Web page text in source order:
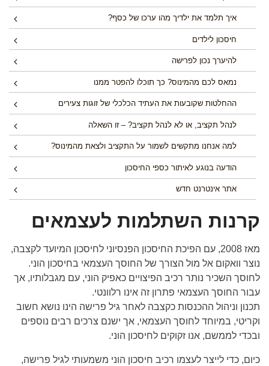
איך תלמד את ילדיך מהו ערכו של כסף?
חיסכון לילדים
להיערך נכון לפרישה
נמאס לכם מהמינוס? כך תוכלו להפטר ממנו
ההחלטות שקובעות את העתיד הכלכלי של זוגות צעירים
לנהל תקציב, או לא לנהל תקציב? – זו השאלה
למה אנחנו מתקשים לשמור על התקציב ולצאת מהמינוס?
הודעה בנוגע לאיתור כספי החיסכון
אתר אינטרנט חדש
קרנות השתלמות לעצמאים
מאז 2008, עם הפיכת החיסכון הפנסיוני לחיסכון המיועד לקצבה,
נוצר וואקום אל מול הצורך של החוסך העצמאי בחיסכון הוני.
לחוסך השכיר נותר רכיב הפיצויים כאפיק הוני, עם מגבלותיו, אך
עבור החוסך העצמאי פתרון זה אינו רלוונטי.
תכנון וניהול ההכנסות כקצבה לאחר גיל פרישה הינו נושא חשוב
וקריטי, במיוחד לחוסך העצמאי, אך ישנם צרכים רבים נוספים
ובכדי לממשם, אנו זקוקים לחיסכון הוני.
כיום, כדי לייצר לעצמו רכיב חיסכון הוני משמעותי לגיל פרישה,